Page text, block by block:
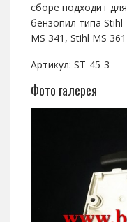
сборе подходит для
бензопил типа Stihl
MS 341, Stihl MS 361
Артикул: ST-45-3
Фото галерея